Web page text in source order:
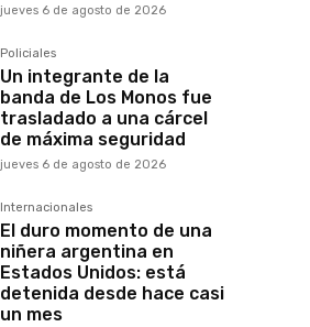
jueves 6 de agosto de 2026
Policiales
Un integrante de la
banda de Los Monos fue
trasladado a una cárcel
de máxima seguridad
jueves 6 de agosto de 2026
Internacionales
El duro momento de una
niñera argentina en
Estados Unidos: está
detenida desde hace casi
un mes